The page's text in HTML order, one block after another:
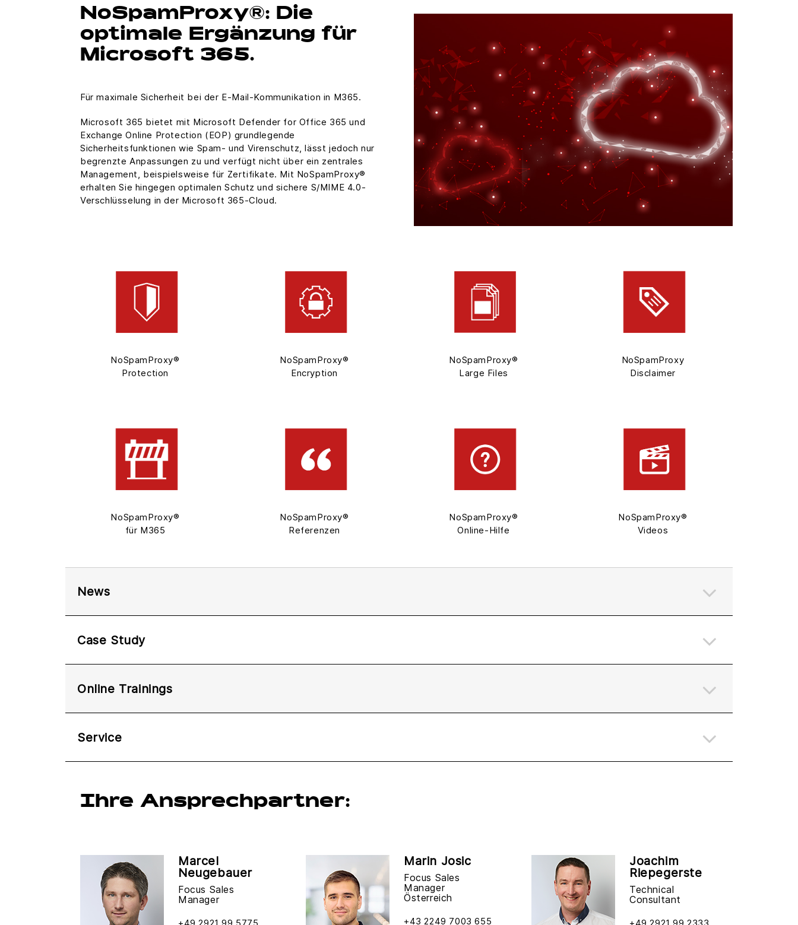
NoSpamProxy®: Die
optimale Ergänzung für
Microsoft 365.
Für maximale Sicherheit bei der E-Mail-Kommunikation in M365.
Microsoft 365 bietet mit Microsoft Defender for Office 365 und
Exchange Online Protection (EOP) grundlegende
Sicherheitsfunktionen wie Spam- und Virenschutz, lässt jedoch nur
begrenzte Anpassungen zu und verfügt nicht über ein zentrales
Management, beispielsweise für Zertifikate. Mit NoSpamProxy®
erhalten Sie hingegen optimalen Schutz und sichere S/MIME 4.0-
Verschlüsselung in der Microsoft 365-Cloud.
NoSpamProxy®
Protection
NoSpamProxy®
Encryption
NoSpamProxy®
Large Files
NoSpamProxy
Disclaimer
NoSpamProxy®
für M365
NoSpamProxy®
Referenzen
NoSpamProxy®
Online-Hilfe
NoSpamProxy®
Videos
News
Case Study
Online Trainings
Service
Ihre Ansprechpartner:
Marcel
Neugebauer
Focus Sales
Manager
Marin Josic
Focus Sales
Manager
Österreich
+43 2249 7003 655
Joachim
Riepegerste
Technical
Consultant